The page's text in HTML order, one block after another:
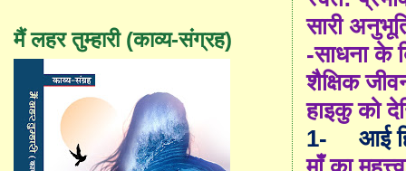
सारी
-साधना के
शैक्षिक
हाइकु को
1-आई
मैं लहर तुम्हारी (काव्य-संग्रह)